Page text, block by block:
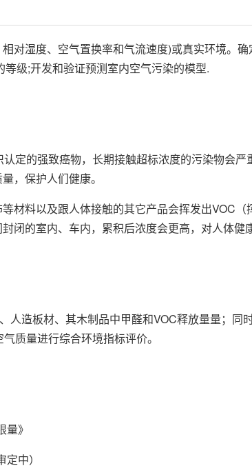
对湿度、空气置换率和气流速度)或真实环境。
级;开发和验证预测室内空气污染的模型.
定的强致癌物，长期接触超标浓度的污染物会严
，保护人们健康。
材料以及跟人体接触的其它产品会挥发出VOC（
闭的室内、车内，累积后浓度会更高，对人体健
人造板材、其木制品中甲醛和VOC释放量量；同
质量进行综合环境指标评价。
》
中）